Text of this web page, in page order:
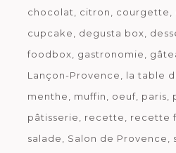
chocolat
citron courgette
cupcake
degusta box
foodbox
gastronomie
Lançon-Provence
la table
menthe
muffin oeuf paris
pâtisserie
recette recette
salade
Salon de Provence